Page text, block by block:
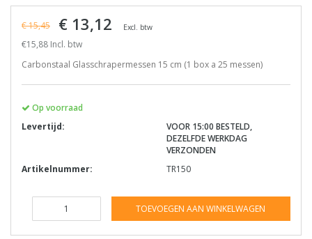
€ 15,45 € 13,12 Excl. btw
€15,88 Incl. btw
Carbonstaal Glasschrapermessen 15 cm (1 box a 25 messen)
Op voorraad
Levertijd:
VOOR 15:00 BESTELD,
DEZELFDE WERKDAG
VERZONDEN
Artikelnummer:
TR150
TOEVOEGEN AAN WINKELWAGEN